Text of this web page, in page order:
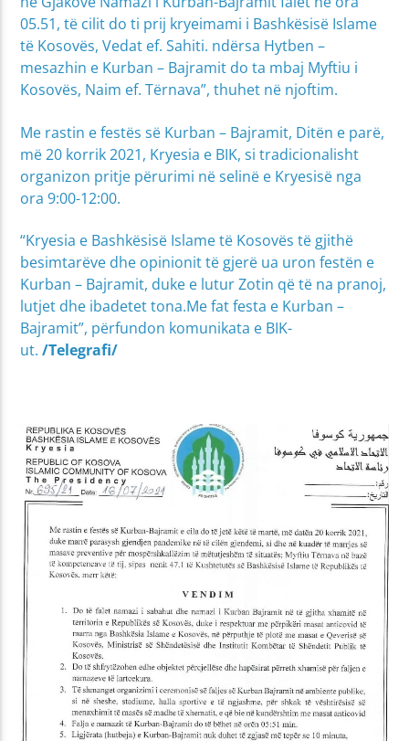
05.51, të cilit do ti prij kryeimami i Bashkësisë Islame
të Kosovës, Vedat ef. Sahiti. ndërsa Hytben –
mesazhin e Kurban – Bajramit do ta mbaj Myftiu i
Kosovës, Naim ef. Tërnava”, thuhet në njoftim.
Me rastin e festës së Kurban – Bajramit, Ditën e parë,
më 20 korrik 2021, Kryesia e BIK, si tradicionalisht
organizon pritje përurimi në selinë e Kryesisë nga
ora 9:00-12:00.
“Kryesia e Bashkësisë Islame të Kosovës të gjithë
besimtarëve dhe opinionit të gjerë ua uron festën e
Kurban – Bajramit, duke e lutur Zotin që të na pranoj,
lutjet dhe ibadetet tona.Me fat festa e Kurban –
Bajramit”, përfundon komunikata e BIK-
ut./Telegrafi/